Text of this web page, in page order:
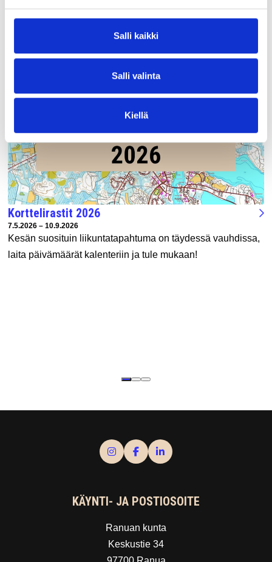
Salli kaikki
Salli valinta
Kiellä
UUSIMMAT TAPAHTUMAT
Korttelirastit 2026
Tapahtuman ajankohta:
7.5.2026 – 10.9.2026
Kesän suosituin liikuntatapahtuma on täydessä vauhdissa,
laita päivämäärät kalenteriin ja tule mukaan!
KÄYNTI- JA POSTIOSOITE
Ranuan kunta
Keskustie 34